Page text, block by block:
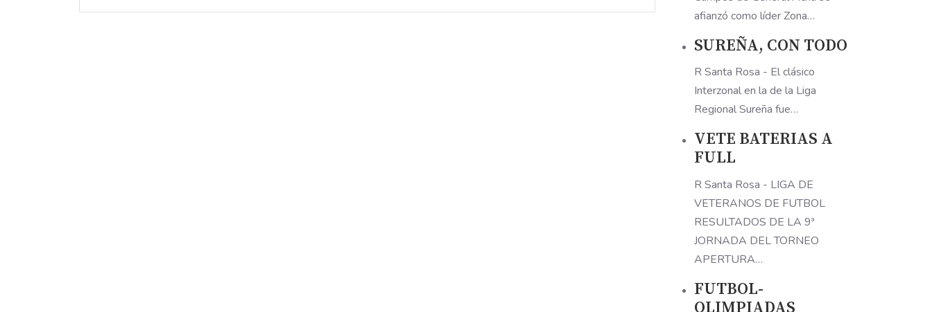
afianzó como líder Zona…
SUREÑA, CON TODO
R Santa Rosa - El clásico
Interzonal en la de la Liga
Regional Sureña fue…
VETE BATERIAS A
FULL
R Santa Rosa - LIGA DE
VETERANOS DE FUTBOL
RESULTADOS DE LA 9ª
JORNADA DEL TORNEO
APERTURA…
FUTBOL-
OLIMPIADAS